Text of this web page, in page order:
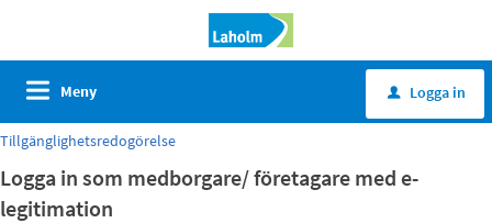
Meny u Logga in
Tillgänglighetsredogörelse
Logga in som medborgare/ företagare med e-
legitimation